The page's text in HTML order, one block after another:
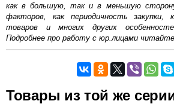
как в большую, так и в меньшую
факторов, как периодичность закупки,
товаров и многих других
Подробнее про работу с юр.лицами читайте
Оставьте отзыв
Товары из той же